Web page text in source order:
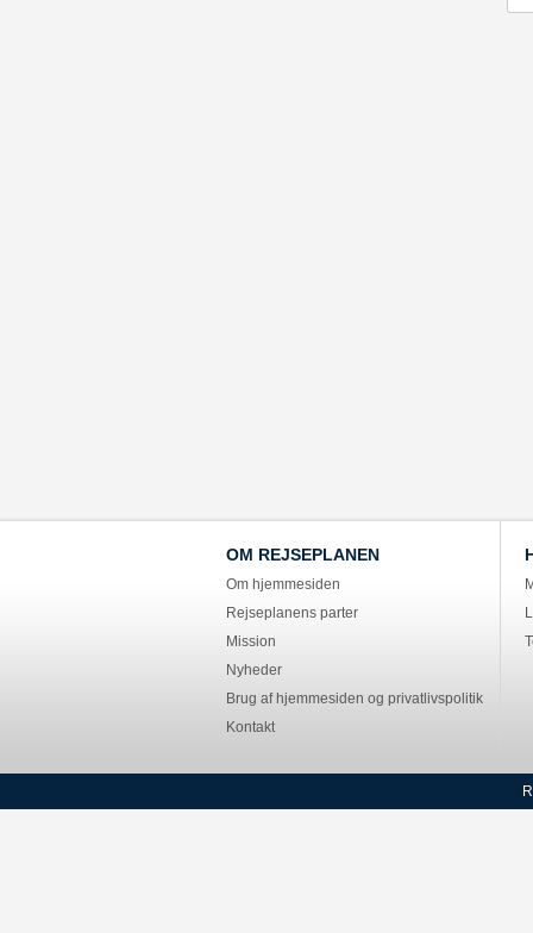
OM REJSEPLANEN
Om hjemmesiden
Rejseplanens parter
Mission
Nyheder
Brug af hjemmesiden og privatlivspolitik
Kontakt